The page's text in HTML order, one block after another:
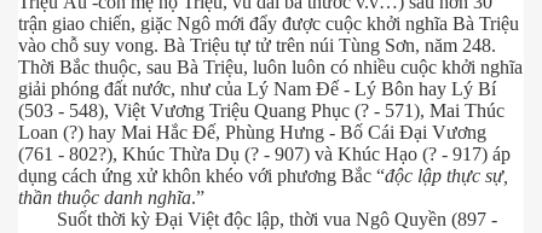
trận giao chiến, giặc Ngô mới đẩy được cuộc khởi nghĩa Bà Triệu
vào chỗ suy vong. Bà Triệu tự tử trên núi Tùng Sơn, năm 248.
Thời Bắc thuộc, sau Bà Triệu, luôn luôn có nhiều cuộc khởi nghĩa
giải phóng đất nước, như của Lý Nam Đế - Lý Bôn hay Lý Bí
(503 - 548), Việt Vương Triệu Quang Phục (? - 571), Mai Thúc
Loan (?) hay Mai Hắc Đế, Phùng Hưng - Bố Cái Đại Vương
(761 - 802?), Khúc Thừa Dụ (? - 907) và Khúc Hạo (? - 917) áp
dụng cách ứng xử khôn khéo với phương Bắc “độc lập thực sự,
thần thuộc danh nghĩa.”
Suốt thời kỳ Đại Việt độc lập, thời vua Ngô Quyền (897 -